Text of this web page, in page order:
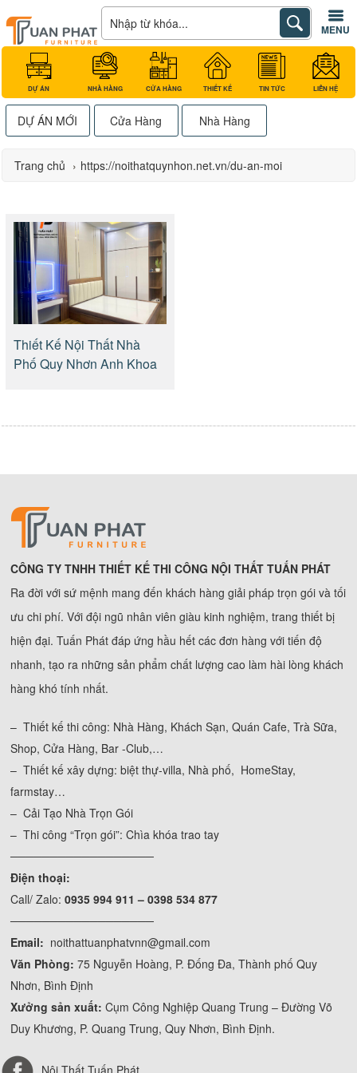
DỰ ÁN NHÀ HÀNG CỬA HÀNG THIẾT KẾ TIN TỨC LIÊN HỆ
MENU
DỰ ÁN MỚI Cửa Hàng Nhà Hàng
Trang chủ › https://noithatquynhon.net.vn/du-an-moi
Thiết Kế Nội Thất Nhà
Phố Quy Nhơn Anh Khoa
CÔNG TY TNHH THIẾT KẾ THI CÔNG NỘI THẤT TUẤN PHÁT
Ra đời với sứ mệnh mang đến khách hàng giải pháp trọn gói và tối
ưu chi phí. Với đội ngũ nhân viên giàu kinh nghiệm, trang thiết bị
hiện đại. Tuấn Phát đáp ứng hầu hết các đơn hàng với tiến độ
nhanh, tạo ra những sản phẩm chất lượng cao làm hài lòng khách
hàng khó tính nhất.
– Thiết kế thi công: Nhà Hàng, Khách Sạn, Quán Cafe, Trà Sữa,
Shop, Cửa Hàng, Bar -Club,…
– Thiết kế xây dựng: biệt thự-villa, Nhà phố, HomeStay,
farmstay…
– Cải Tạo Nhà Trọn Gói
– Thi công “Trọn gói”: Chìa khóa trao tay
──────────────────
Điện thoại:
Call/ Zalo:0935 994 911 – 0398 534 877
──────────────────
Email: noithattuanphatvnn@gmail.com
Văn Phòng: 75 Nguyễn Hoàng, P. Đống Đa, Thành phố Quy
Nhơn, Bình Định
Xưởng sản xuất: Cụm Công Nghiệp Quang Trung – Đường Võ
Duy Khương, P. Quang Trung, Quy Nhơn, Bình Định.
Nội Thất Tuấn Phát